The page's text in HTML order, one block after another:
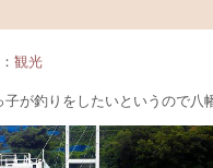
観光
が釣りをしたいというので八